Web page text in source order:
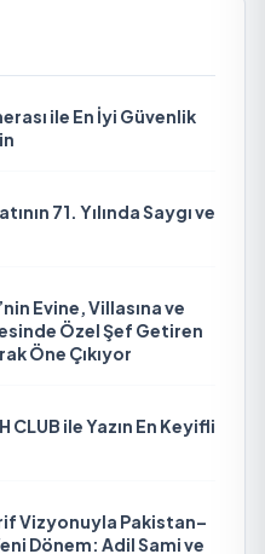
ile En İyi Güvenlik
71. Yılında Saygı ve
Evine, Villasına ve
Özel Şef Getiren
Öne Çıkıyor
CLUB ile Yazın En Keyifli
Vizyonuyla Pakistan–
Dönem: Adil Sami ve